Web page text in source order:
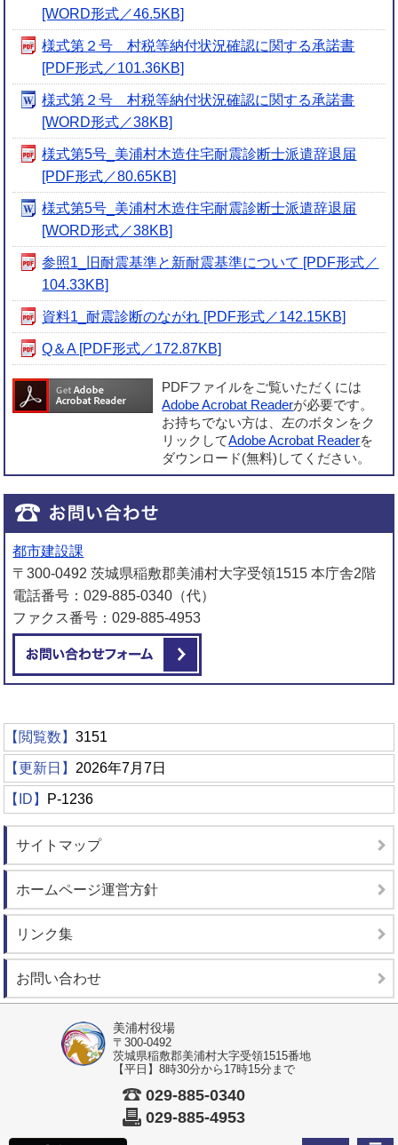
[WORD形式／46.5KB]
様式第２号 村税等納付状況確認に関する承諾書
[PDF形式／101.36KB]
様式第２号 村税等納付状況確認に関する承諾書
[WORD形式／38KB]
様式第5号_美浦村木造住宅耐震診断士派遣辞退届
[PDF形式／80.65KB]
様式第5号_美浦村木造住宅耐震診断士派遣辞退届
[WORD形式／38KB]
参照1_旧耐震基準と新耐震基準について [PDF形式／
104.33KB]
資料1_耐震診断のながれ [PDF形式／142.15KB]
Q＆A [PDF形式／172.87KB]
PDFファイルをご覧いただくには
Adobe Acrobat Readerが必要です。
お持ちでない方は、左のボタンをク
リックしてAdobe Acrobat Readerを
ダウンロード(無料)してください。
都市建設課
〒300-0492 茨城県稲敷郡美浦村大字受領1515 本庁舎2階
電話番号：029-885-0340（代）
ファクス番号：029-885-4953
【閲覧数】3151
【更新日】 2026年7月7日
【ID】 P-1236
サイトマップ
ホームページ運営方針
リンク集
お問い合わせ
美浦村役場
〒300-0492
茨城県稲敷郡美浦村大字受領1515番地
【平日】8時30分から17時15分まで
029-885-0340
029-885-4953